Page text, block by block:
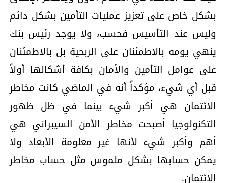
بشكل خاص على تعزيز عمليات التأمين بشكل دائم
وليس عند التأسيس فحسب، ولا يوجد رئيس بنك
ينهي يومه بالاطمئنان على الربحية بل بالاطمئنان
على عوامل التأمين والأمان بكافة أشكالها أولاً
قبل أي شيء، مؤكداً أنه في الماضي كانت مخاطر
الائتمان هي أكبر شيء بينما في ظل ظهور
التكنولوجيا أصبحت مخاطر الأمن السيبراني هي
أهم وأكبر شيء لأنها غير معلومة الأبعاد ولا
يمكن حسابها بشكل ملموس مثل حساب مخاطر
الائتمان.